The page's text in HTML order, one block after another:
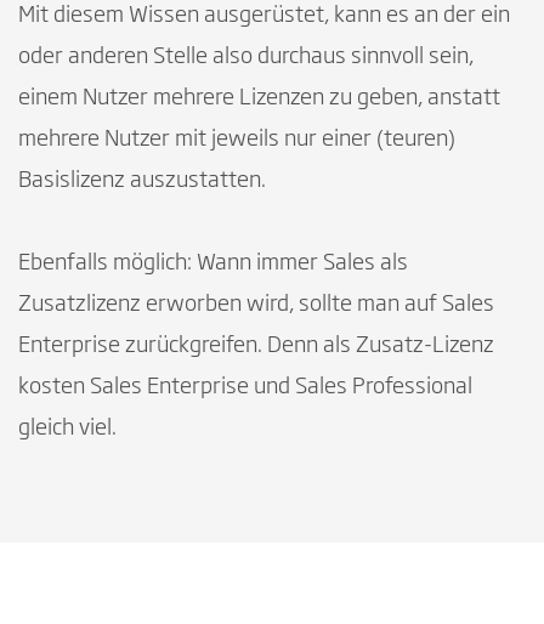
Mit diesem Wissen ausgerüstet, kann es an der ein
oder anderen Stelle also durchaus sinnvoll sein,
einem Nutzer mehrere Lizenzen zu geben, anstatt
mehrere Nutzer mit jeweils nur einer (teuren)
Basislizenz auszustatten.
Ebenfalls möglich: Wann immer Sales als
Zusatzlizenz erworben wird, sollte man auf Sales
Enterprise zurückgreifen. Denn als Zusatz-Lizenz
kosten Sales Enterprise und Sales Professional
gleich viel.